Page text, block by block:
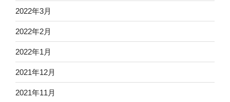
2022年3月
2022年2月
2022年1月
2021年12月
2021年11月